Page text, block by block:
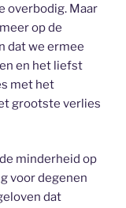
overbodig. Maar
op de
dat we ermee
en het liefst
met het
grootste verlies
minderheid op
voor degenen
dat